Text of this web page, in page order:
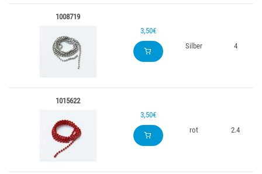
1008719
3,50€
Silber
4
1015622
3,50€
rot
2.4